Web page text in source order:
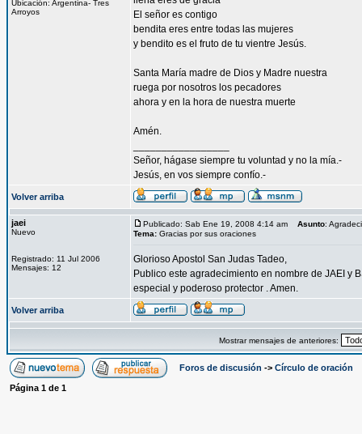
Ubicación: Argentina- Tres
Arroyos
El señor es contigo
bendita eres entre todas las mujeres
y bendito es el fruto de tu vientre Jesús.
Santa María madre de Dios y Madre nuestra
ruega por nosotros los pecadores
ahora y en la hora de nuestra muerte
Amén.
Señor, hágase siempre tu voluntad y no la mía.-
Jesús, en vos siempre confío.-
Volver arriba
jaei
Nuevo
Registrado: 11 Jul 2006
Mensajes: 12
Publicado: Sab Ene 19, 2008 4:14 am Asunto:
Tema: Gracias por sus oraciones
Glorioso Apostol San Judas Tadeo,
Publico este agradecimiento en nombre de JAEI y
especial y poderoso protector . Amen.
Volver arriba
Mostrar mensajes de anteriores:
Foros de discusión -> Círculo de oración
Página 1 de 1